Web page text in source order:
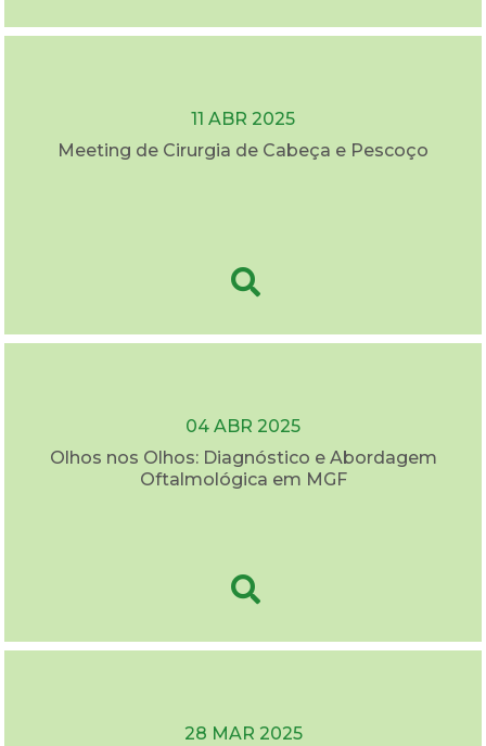
11 ABR 2025
Meeting de Cirurgia de Cabeça e Pescoço
04 ABR 2025
Olhos nos Olhos: Diagnóstico e Abordagem
Oftalmológica em MGF
28 MAR 2025